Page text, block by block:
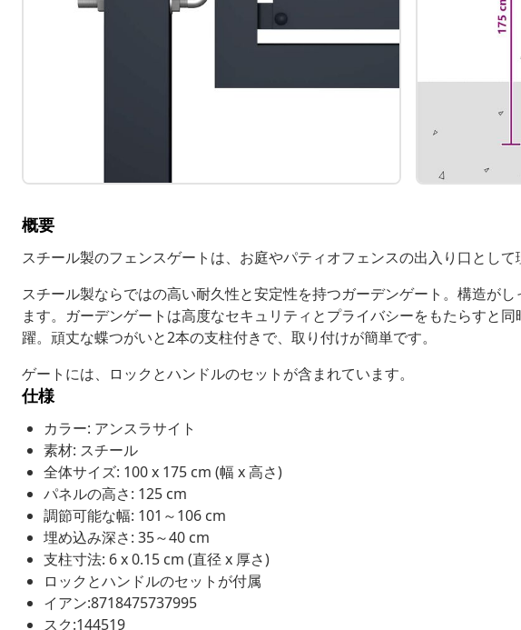
概要
スチール製のフェンスゲートは、お庭やパティオフェンスの出入り口として
スチール製ならではの高い耐久性と安定性を持つガーデンゲート。構造が
ます。ガーデンゲートは高度なセキュリティとプライバシーをもたらすと
躍。頑丈な蝶つがいと2本の支柱付きで、取り付けが簡単です。
ゲートには、ロックとハンドルのセットが含まれています。
仕様
カラー: アンスラサイト
素材: スチール
全体サイズ: 100 x 175 cm (幅 x 高さ)
パネルの高さ: 125 cm
調節可能な幅: 101～106 cm
埋め込み深さ: 35～40 cm
支柱寸法: 6 x 0.15 cm (直径 x 厚さ)
ロックとハンドルのセットが付属
イアン:8718475737995
スク:144519